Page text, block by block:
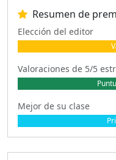
Resumen de
Elección del editor
Valoraciones de 5/5
Mejor de su clase